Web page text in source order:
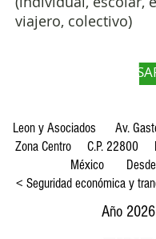
viajero, colectivo)
Leon y Asociados Av.
Zona Centro C.P. 22800
México Desde
< Seguridad económica y
Año 2026